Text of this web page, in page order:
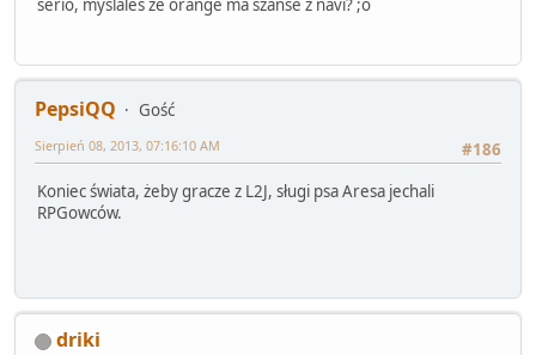
serio, myslales ze orange ma szanse z navi? ;o
PepsiQQ
Gość
#186
Sierpień 08, 2013, 07:16:10 AM
Koniec świata, żeby gracze z L2J, sługi psa Aresa jechali
RPGowców.
driki